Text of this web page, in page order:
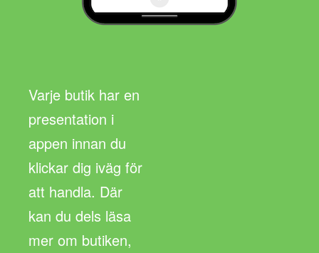
Varje butik har en
presentation i
appen innan du
klickar dig iväg för
att handla. Där
kan du dels läsa
mer om butiken,